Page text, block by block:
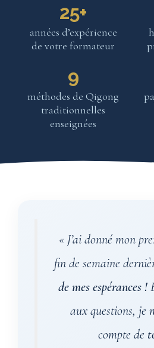
25+
années d’expérience
de votre formateur
9
méthodes de Qigong
traditionnelles
enseignées
« J’ai donné mon
fin de semaine
de mes espérances !
aux questions, je
compte de